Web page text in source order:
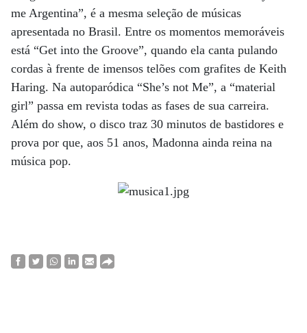
me Argentina”, é a mesma seleção de músicas
apresentada no Brasil. Entre os momentos memoráveis
está “Get into the Groove”, quando ela canta pulando
cordas à frente de imensos telões com grafites de Keith
Haring. Na autoparódica “She’s not Me”, a “material
girl” passa em revista todas as fases de sua carreira.
Além do show, o disco traz 30 minutos de bastidores e
prova por que, aos 51 anos, Madonna ainda reina na
música pop.